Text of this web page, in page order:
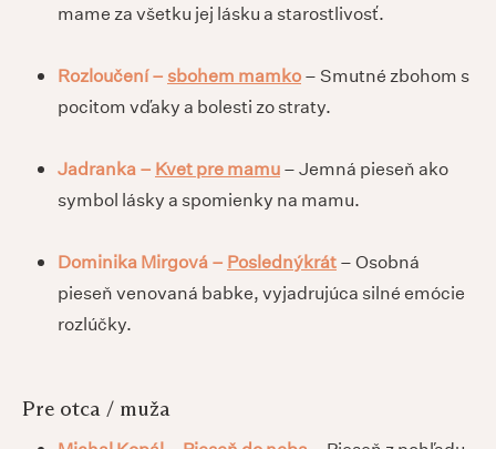
mame za všetku jej lásku a starostlivosť.
Rozloučení – sbohem mamko– Smutné zbohom s
pocitom vďaky a bolesti zo straty.
Jadranka – Kvet pre mamu– Jemná pieseň ako
symbol lásky a spomienky na mamu.
Dominika Mirgová – Poslednýkrát– Osobná
pieseň venovaná babke, vyjadrujúca silné emócie
rozlúčky.
Pre otca / muža